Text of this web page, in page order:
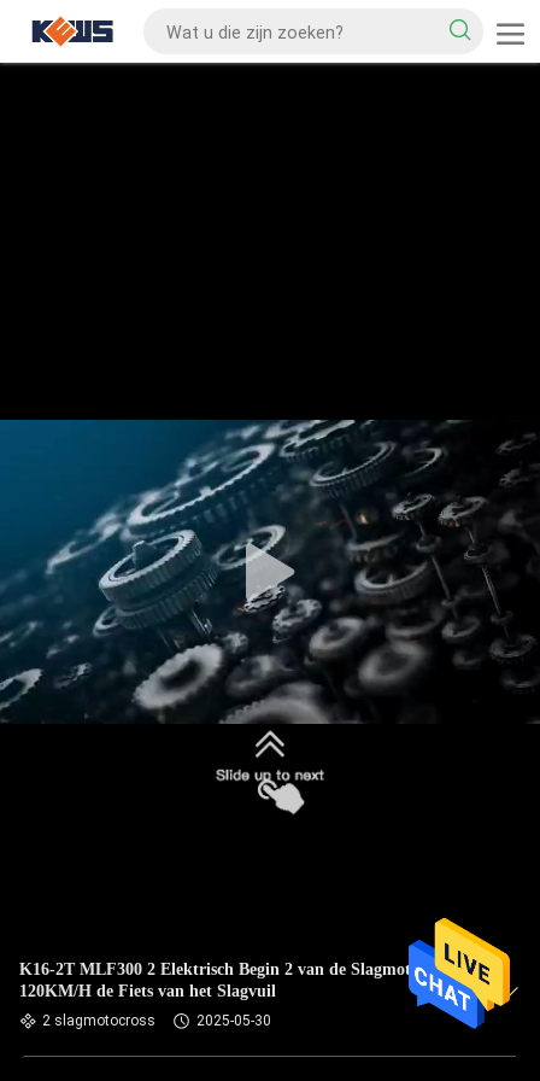
K16-2T MLF300 2 Elektrisch Begin 2 van de Slagmotocross
120KM/H de Fiets van het Slagvuil
2 slagmotocross 2025-05-30